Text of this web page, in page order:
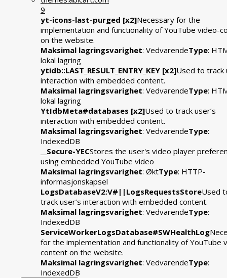
9
yt-icons-last-purged [x2]Necessary for the
implementation and functionality of YouTube video-
on the website.
Maksimal lagringsvarighet: VedvarendeType:
lokal lagring
ytidb::LAST_RESULT_ENTRY_KEY [x2]Used to track
interaction with embedded content.
Maksimal lagringsvarighet: VedvarendeType:
lokal lagring
YtIdbMeta#databases [x2]Used to track user’s
interaction with embedded content.
Maksimal lagringsvarighet: VedvarendeType:
IndexedDB
__Secure-YECStores the user's video player
using embedded YouTube video
Maksimal lagringsvarighet: ØktType: HTTP-
informasjonskapsel
LogsDatabaseV2:V#||LogsRequestsStoreUsed
track user’s interaction with embedded content.
Maksimal lagringsvarighet: VedvarendeType:
IndexedDB
ServiceWorkerLogsDatabase#SWHealthLog
for the implementation and functionality of YouTube
content on the website.
Maksimal lagringsvarighet: VedvarendeType:
IndexedDB